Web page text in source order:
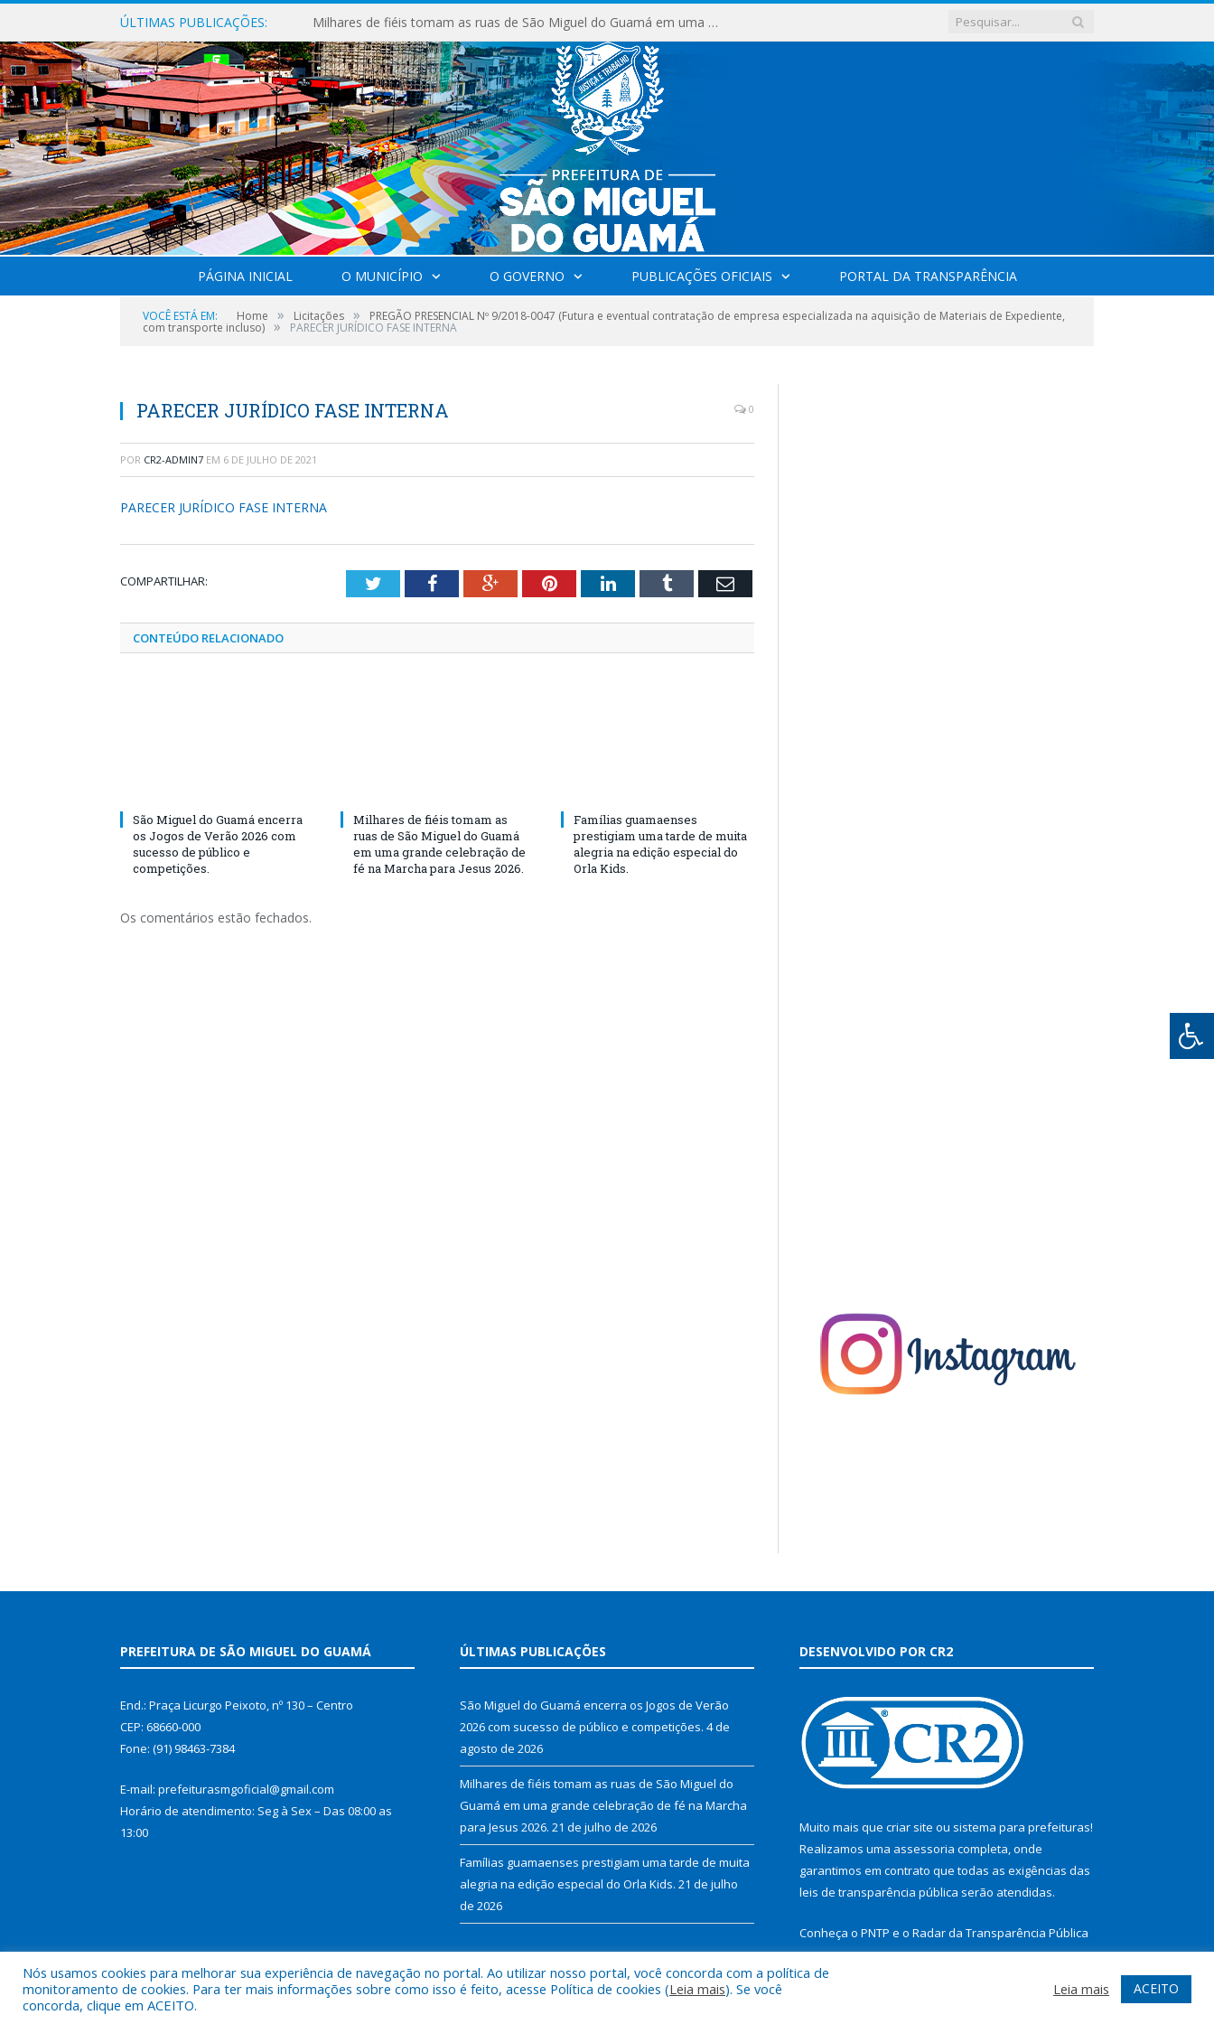
ÚLTIMAS PUBLICAÇÕES: Milhares de fiéis tomam as ruas de São Miguel do Guamá em uma grande celebração de fé na Marcha para Jesus 2026.
PÁGINA INICIAL O MUNICÍPIO O GOVERNO PUBLICAÇÕES OFICIAIS PORTAL DA TRANSPARÊNCIA
VOCÊ ESTÁ EM: Home » Licitações » PREGÃO PRESENCIAL Nº 9/2018-0047 (Futura e eventual contratação de empresa especializada na aquisição de Materiais de Expediente,
com transporte incluso) » PARECER JURÍDICO FASE INTERNA
PARECER JURÍDICO FASE INTERNA 0
POR CR2-ADMIN7 EM 6 DE JULHO DE 2021
PARECER JURÍDICO FASE INTERNA
COMPARTILHAR: TwitterFacebookGoogle+PinterestLinkedInTumblr Email
CONTEÚDO RELACIONADO
São Miguel do Guamá encerra
os Jogos de Verão 2026 com
sucesso de público e
competições.
Milhares de fiéis tomam as
ruas de São Miguel do Guamá
em uma grande celebração de
fé na Marcha para Jesus 2026.
Famílias guamaenses
prestigiam uma tarde de muita
alegria na edição especial do
Orla Kids.
Os comentários estão fechados.
PREFEITURA DE SÃO MIGUEL DO GUAMÁ
End.: Praça Licurgo Peixoto, nº 130 – Centro
CEP: 68660-000
Fone: (91) 98463-7384
E-mail: prefeiturasmgoficial@gmail.com
Horário de atendimento: Seg à Sex – Das 08:00 as
13:00
ÚLTIMAS PUBLICAÇÕES
São Miguel do Guamá encerra os Jogos de Verão
2026 com sucesso de público e competições. 4 de
agosto de 2026
Milhares de fiéis tomam as ruas de São Miguel do
Guamá em uma grande celebração de fé na Marcha
para Jesus 2026. 21 de julho de 2026
Famílias guamaenses prestigiam uma tarde de muita
alegria na edição especial do Orla Kids. 21 de julho
de 2026
DESENVOLVIDO POR CR2
Muito mais que criar site ou sistema para prefeituras!
Realizamos uma assessoria completa, onde
garantimos em contrato que todas as exigências das
leis de transparência pública serão atendidas.
Conheça o PNTP e o Radar da Transparência Pública
Nós usamos cookies para melhorar sua experiência de navegação no portal. Ao utilizar nosso portal, você concorda com a política de
monitoramento de cookies. Para ter mais informações sobre como isso é feito, acesse Política de cookies (Leia mais). Se você
concorda, clique em ACEITO.
Leia mais ACEITO